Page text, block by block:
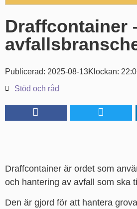
Draffcontainer
Publicerad: 2025-08-13Klockan:
Stöd och råd
Draffcontainer är ordet som
och hantering av avfall som ska
Den är gjord för att hantera